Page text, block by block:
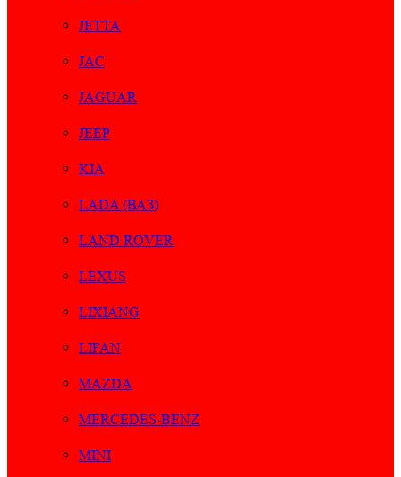
JETTA
JAC
JAGUAR
JEEP
KIA
LADA (ВАЗ)
LAND ROVER
LEXUS
LIXIANG
LIFAN
MAZDA
MERCEDES-BENZ
MINI